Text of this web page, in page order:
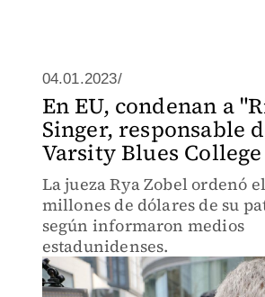
04.01.2023/
En EU, condenan a
Singer, responsable
Varsity Blues College
La jueza Rya Zobel ordenó
millones de dólares de su
según informaron medios
estadunidenses.